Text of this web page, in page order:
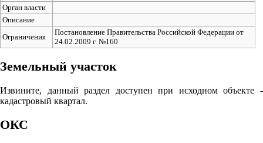
Орган власти
Описание
Ограничения
Постановление Правительства Российской Федерации от
24.02.2009 г. №160
Земельный участок
Извините, данный раздел доступен при исходном объекте -
кадастровый квартал.
ОКС